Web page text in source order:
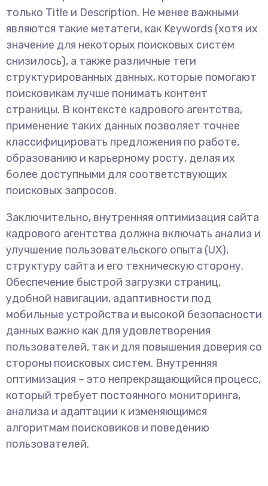
только Title и Description. Не менее важными
являются такие метатеги, как Keywords (хотя их
значение для некоторых поисковых систем
снизилось), а также различные теги
структурированных данных, которые помогают
поисковикам лучше понимать контент
страницы. В контексте кадрового агентства,
применение таких данных позволяет точнее
классифицировать предложения по работе,
образованию и карьерному росту, делая их
более доступными для соответствующих
поисковых запросов.
Заключительно, внутренняя оптимизация сайта
кадрового агентства должна включать анализ и
улучшение пользовательского опыта (UX),
структуру сайта и его техническую сторону.
Обеспечение быстрой загрузки страниц,
удобной навигации, адаптивности под
мобильные устройства и высокой безопасности
данных важно как для удовлетворения
пользователей, так и для повышения доверия со
стороны поисковых систем. Внутренняя
оптимизация – это непрекращающийся процесс,
который требует постоянного мониторинга,
анализа и адаптации к изменяющимся
алгоритмам поисковиков и поведению
пользователей.